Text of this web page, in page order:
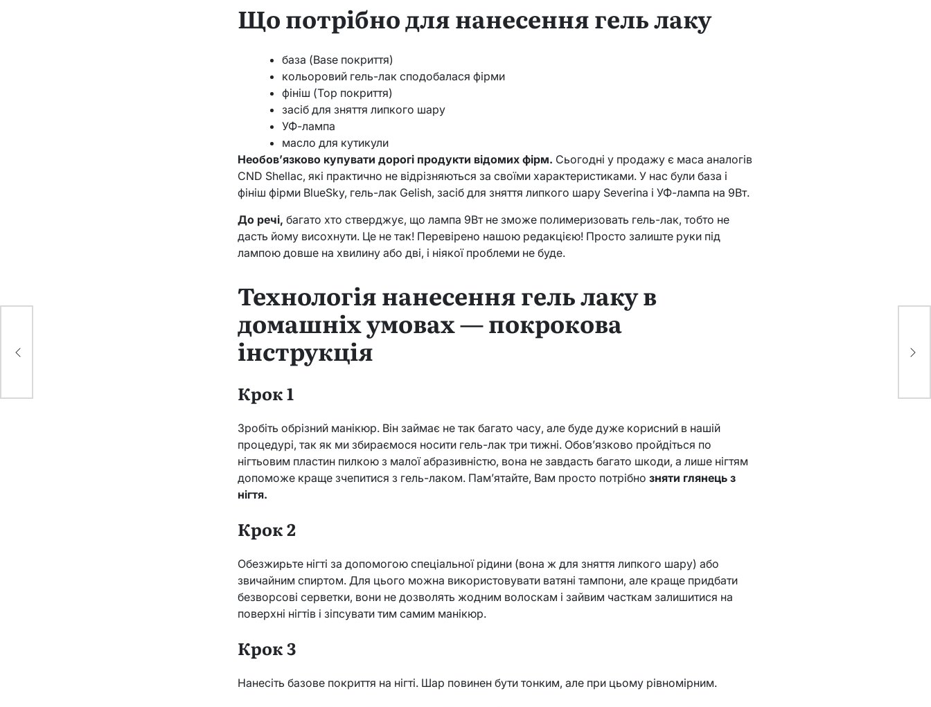
Що потрібно для нанесення гель лаку
база (Base покриття)
кольоровий гель-лак сподобалася фірми
фініш (Top покриття)
засіб для зняття липкого шару
УФ-лампа
масло для кутикули
Необов’язково купувати дорогі продукти відомих фірм. Сьогодні у продажу є маса аналогів
CND Shellac, які практично не відрізняються за своїми характеристиками. У нас були база і
фініш фірми BlueSky, гель-лак Gelish, засіб для зняття липкого шару Severina і УФ-лампа на 9Вт.
До речі, багато хто стверджує, що лампа 9Вт не зможе полимеризовать гель-лак, тобто не
дасть йому висохнути. Це не так! Перевірено нашою редакцією! Просто залиште руки під
лампою довше на хвилину або дві, і ніякої проблеми не буде.
Технологія нанесення гель лаку в
домашніх умовах — покрокова
інструкція
Крок 1
Зробіть обрізний манікюр. Він займає не так багато часу, але буде дуже корисний в нашій
процедурі, так як ми збираємося носити гель-лак три тижні. Обов’язково пройдіться по
нігтьовим пластин пилкою з малої абразивністю, вона не завдасть багато шкоди, а лише нігтям
допоможе краще зчепитися з гель-лаком. Пам’ятайте, Вам просто потрібнозняти глянець з
нігтя.
Крок 2
Обезжирьте нігті за допомогою спеціальної рідини (вона ж для зняття липкого шару) або
звичайним спиртом. Для цього можна використовувати ватяні тампони, але краще придбати
безворсові серветки, вони не дозволять жодним волоскам і зайвим часткам залишитися на
поверхні нігтів і зіпсувати тим самим манікюр.
Крок 3
Нанесіть базове покриття на нігті. Шар повинен бути тонким, але при цьому рівномірним.